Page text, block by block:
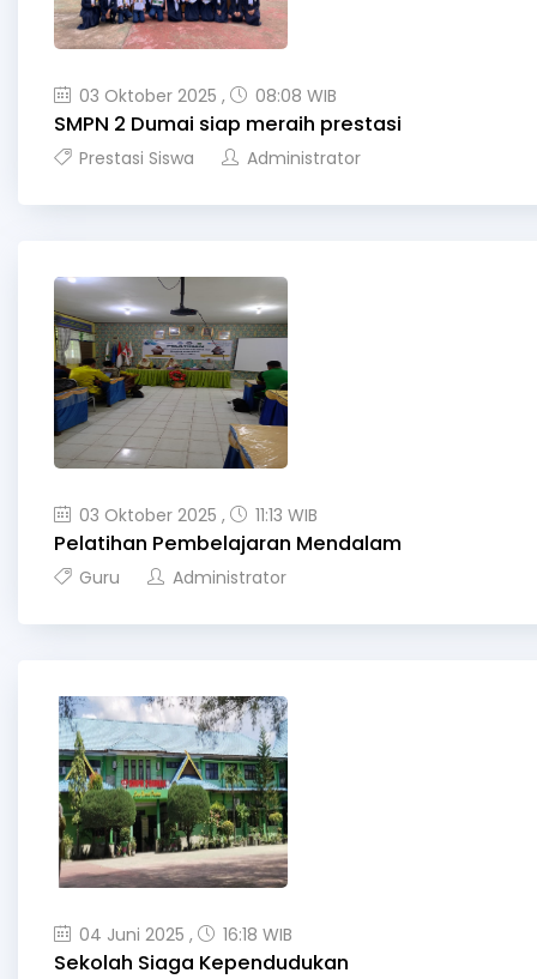
03 Oktober 2025 , 08:08 WIB
SMPN 2 Dumai siap meraih prestasi
Prestasi Siswa Administrator
03 Oktober 2025 , 11:13 WIB
Pelatihan Pembelajaran Mendalam
Guru Administrator
04 Juni 2025 , 16:18 WIB
Sekolah Siaga Kependudukan